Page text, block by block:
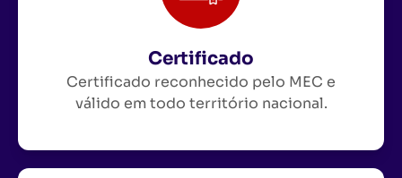
Certificado
Certificado reconhecido pelo MEC e
válido em todo território nacional.